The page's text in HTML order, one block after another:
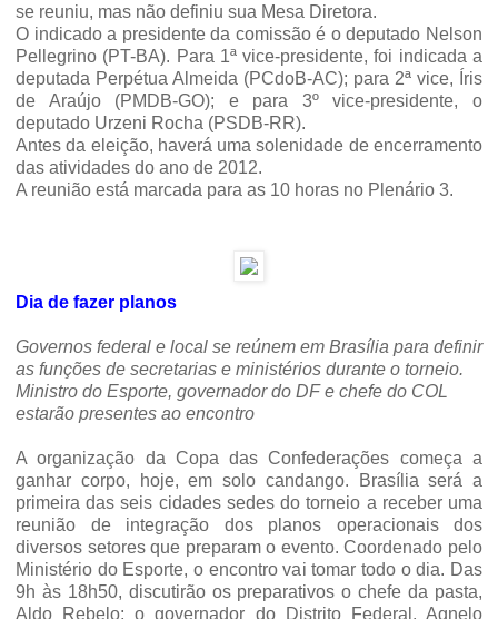
se reuniu, mas não definiu sua Mesa Diretora.
O indicado a presidente da comissão é o deputado Nelson
Pellegrino (PT-BA). Para 1ª vice-presidente, foi indicada a
deputada Perpétua Almeida (PCdoB-AC); para 2ª vice, Íris
de Araújo (PMDB-GO); e para 3º vice-presidente, o
deputado Urzeni Rocha (PSDB-RR).
Antes da eleição, haverá uma solenidade de encerramento
das atividades do ano de 2012.
A reunião está marcada para as 10 horas no Plenário 3.
Dia de fazer planos
Governos federal e local se reúnem em Brasília para definir
as funções de secretarias e ministérios durante o torneio.
Ministro do Esporte, governador do DF e chefe do COL
estarão presentes ao encontro
A organização da Copa das Confederações começa a
ganhar corpo, hoje, em solo candango. Brasília será a
primeira das seis cidades sedes do torneio a receber uma
reunião de integração dos planos operacionais dos
diversos setores que preparam o evento. Coordenado pelo
Ministério do Esporte, o encontro vai tomar todo o dia. Das
9h às 18h50, discutirão os preparativos o chefe da pasta,
Aldo Rebelo; o governador do Distrito Federal, Agnelo